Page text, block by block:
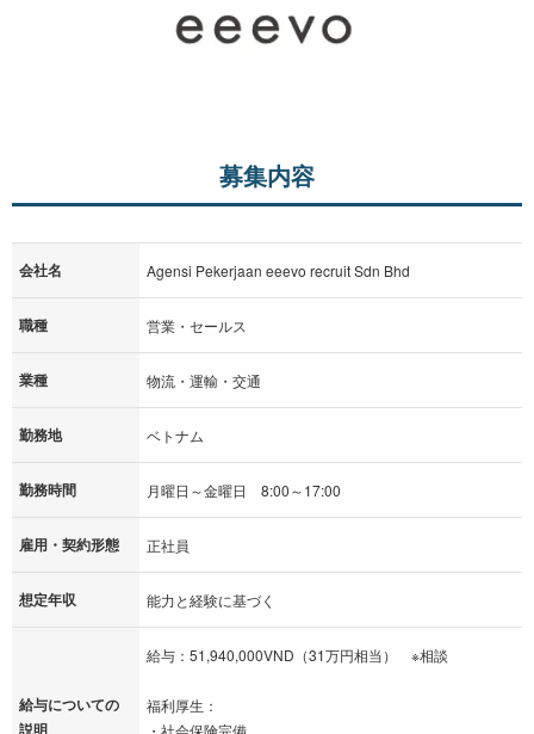
募集内容
会社名 Agensi Pekerjaan eeevo recruit Sdn Bhd
職種 営業・セールス
業種 物流・運輸・交通
勤務地 ベトナム
勤務時間 月曜日～金曜日 8:00～17:00
雇用・契約形態 正社員
想定年収 能力と経験に基づく
給与についての
説明
給与：51,940,000VND（31万円相当） ※相談
福利厚生：
・社会保険完備